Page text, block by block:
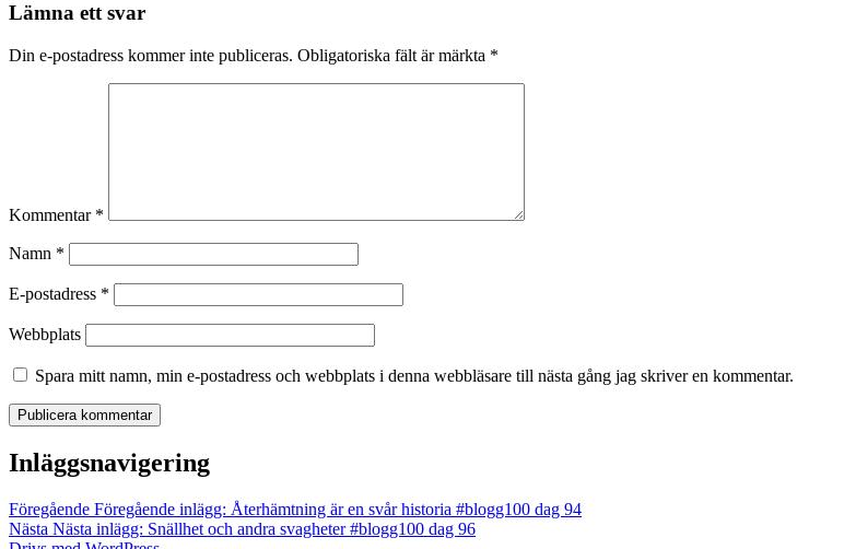
Lämna ett svar
Din e-postadress kommer inte publiceras. Obligatoriska fält är märkta *
Kommentar *
Namn *
E-postadress *
Webbplats
Spara mitt namn, min e-postadress och webbplats i denna webbläsare till nästa gång jag skriver en kommentar.
Inläggsnavigering
Föregående Föregående inlägg: Återhämtning är en svår historia #blogg100 dag 94
Nästa Nästa inlägg: Snällhet och andra svagheter #blogg100 dag 96